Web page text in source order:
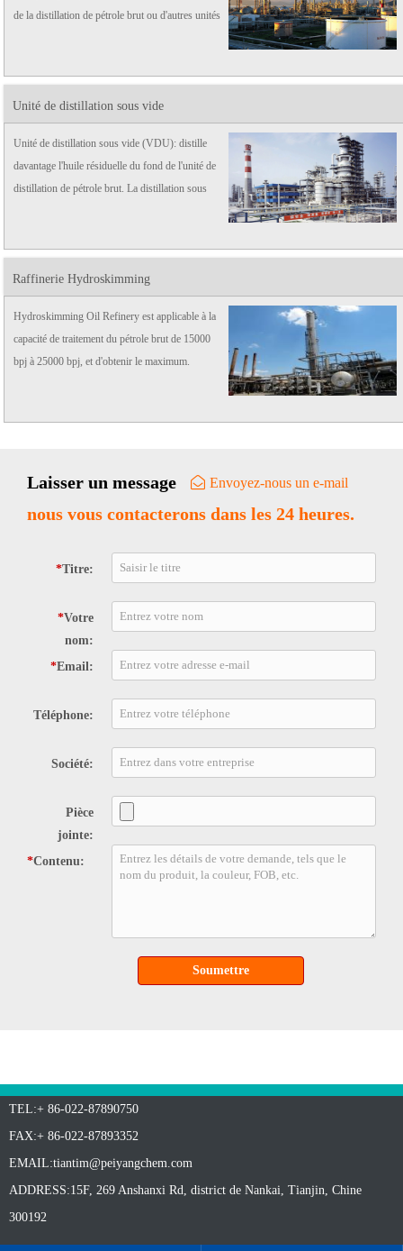
de la distillation de pétrole brut ou d'autres unités
Unité de distillation sous vide
Unité de distillation sous vide (VDU): distille
davantage l'huile résiduelle du fond de l'unité de
distillation de pétrole brut. La distillation sous
Raffinerie Hydroskimming
Hydroskimming Oil Refinery est applicable à la
capacité de traitement du pétrole brut de 15000
bpj à 25000 bpj, et d'obtenir le maximum.
Laisser un message Envoyez-nous un e-mail
nous vous contacterons dans les 24 heures.
*Titre:
*Votre
nom:
*Email:
Téléphone:
Société:
Pièce
jointe:
*Contenu:
Soumettre
TEL:+ 86-022-87890750
FAX:+ 86-022-87893352
EMAIL:tiantim@peiyangchem.com
ADDRESS:15F, 269 Anshanxi Rd, district de Nankai, Tianjin, Chine
300192